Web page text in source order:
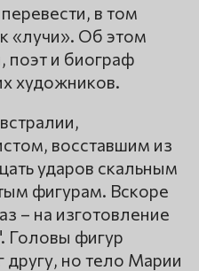
в том
«лучи». Об этом
поэт и биограф
художников.
восставшим из
ударов скальным
фигурам. Вскоре
– на изготовление
фигур
но тело Марии